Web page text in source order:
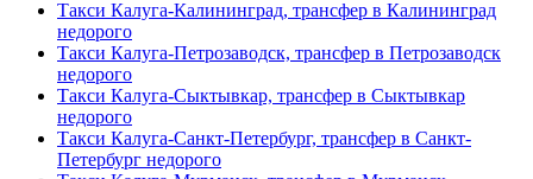
Такси Калуга-Калининград, трансфер в Калининград
недорого
Такси Калуга-Петрозаводск, трансфер в Петрозаводск
недорого
Такси Калуга-Сыктывкар, трансфер в Сыктывкар
недорого
Такси Калуга-Санкт-Петербург, трансфер в Санкт-
Петербург недорого